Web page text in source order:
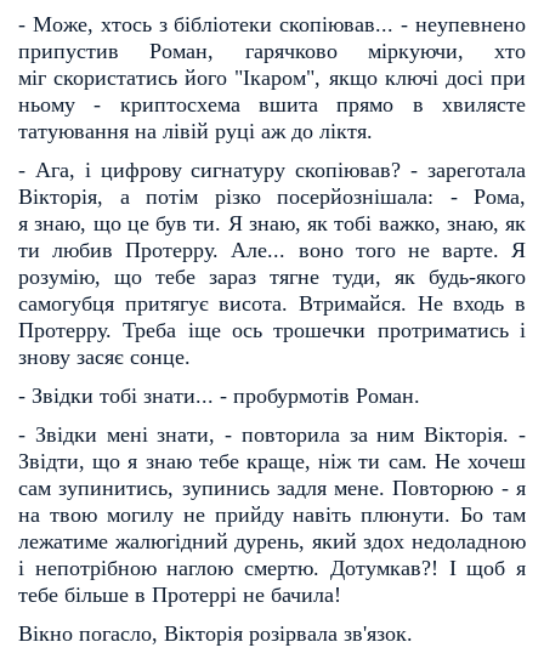
- Може, хтось з бібліотеки скопіював... - неупевнено
припустив Роман, гарячково міркуючи, хто
мігскористатись його "Ікаром", якщо ключі досі при
ньому - криптосхема вшита прямо в хвилясте
татуювання на лівій руці аж до ліктя.
- Ага, і цифрову сигнатуру скопіював? - зареготала
Вікторія, а потім різко посерйознішала: - Рома,
язнаю, що це був ти. Я знаю, як тобі важко, знаю, як
ти любив Протерру. Але... воно того не варте. Я
розумію, що тебе зараз тягне туди, як будь-якого
самогубця притягує висота. Втримайся. Не входь в
Протерру. Треба іще ось трошечки протриматись і
знову засяє сонце.
- Звідки тобі знати... - пробурмотів Роман.
- Звідки мені знати, - повторила за ним Вікторія. -
Звідти, що я знаю тебе краще, ніж ти сам. Не хочеш
сам зупинитись, зупинись задля мене. Повторюю - я
на твою могилу не прийду навіть плюнути. Бо там
лежатиме жалюгідний дурень, який здох недоладною
і непотрібною наглою смертю. Дотумкав?! Іщоб я
тебе більше в Протеррі не бачила!
Вікно погасло, Вікторія розірвала зв'язок.